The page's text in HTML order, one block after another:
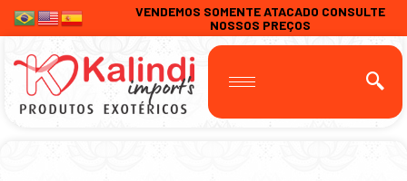
VENDEMOS SOMENTE ATACADO CONSULTE
NOSSOS PREÇOS